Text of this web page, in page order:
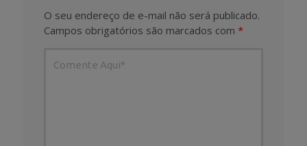
O seu endereço de e-mail não será publicado.
Campos obrigatórios são marcados com *